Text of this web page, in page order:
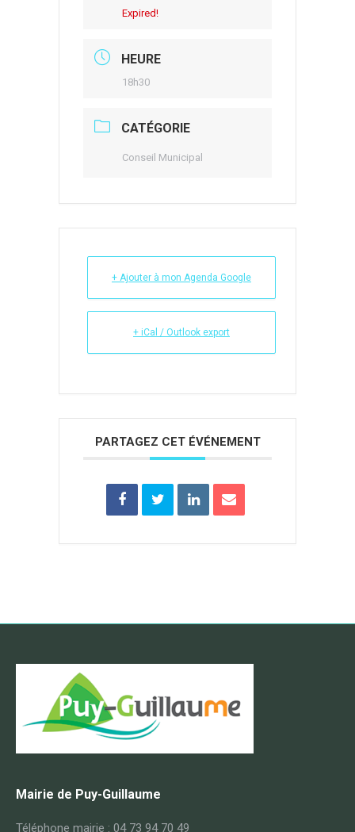
Expired!
HEURE
18h30
CATÉGORIE
Conseil Municipal
+ Ajouter à mon Agenda Google
+ iCal / Outlook export
PARTAGEZ CET ÉVÉNEMENT
Mairie de Puy-Guillaume
Téléphone mairie : 04 73 94 70 49